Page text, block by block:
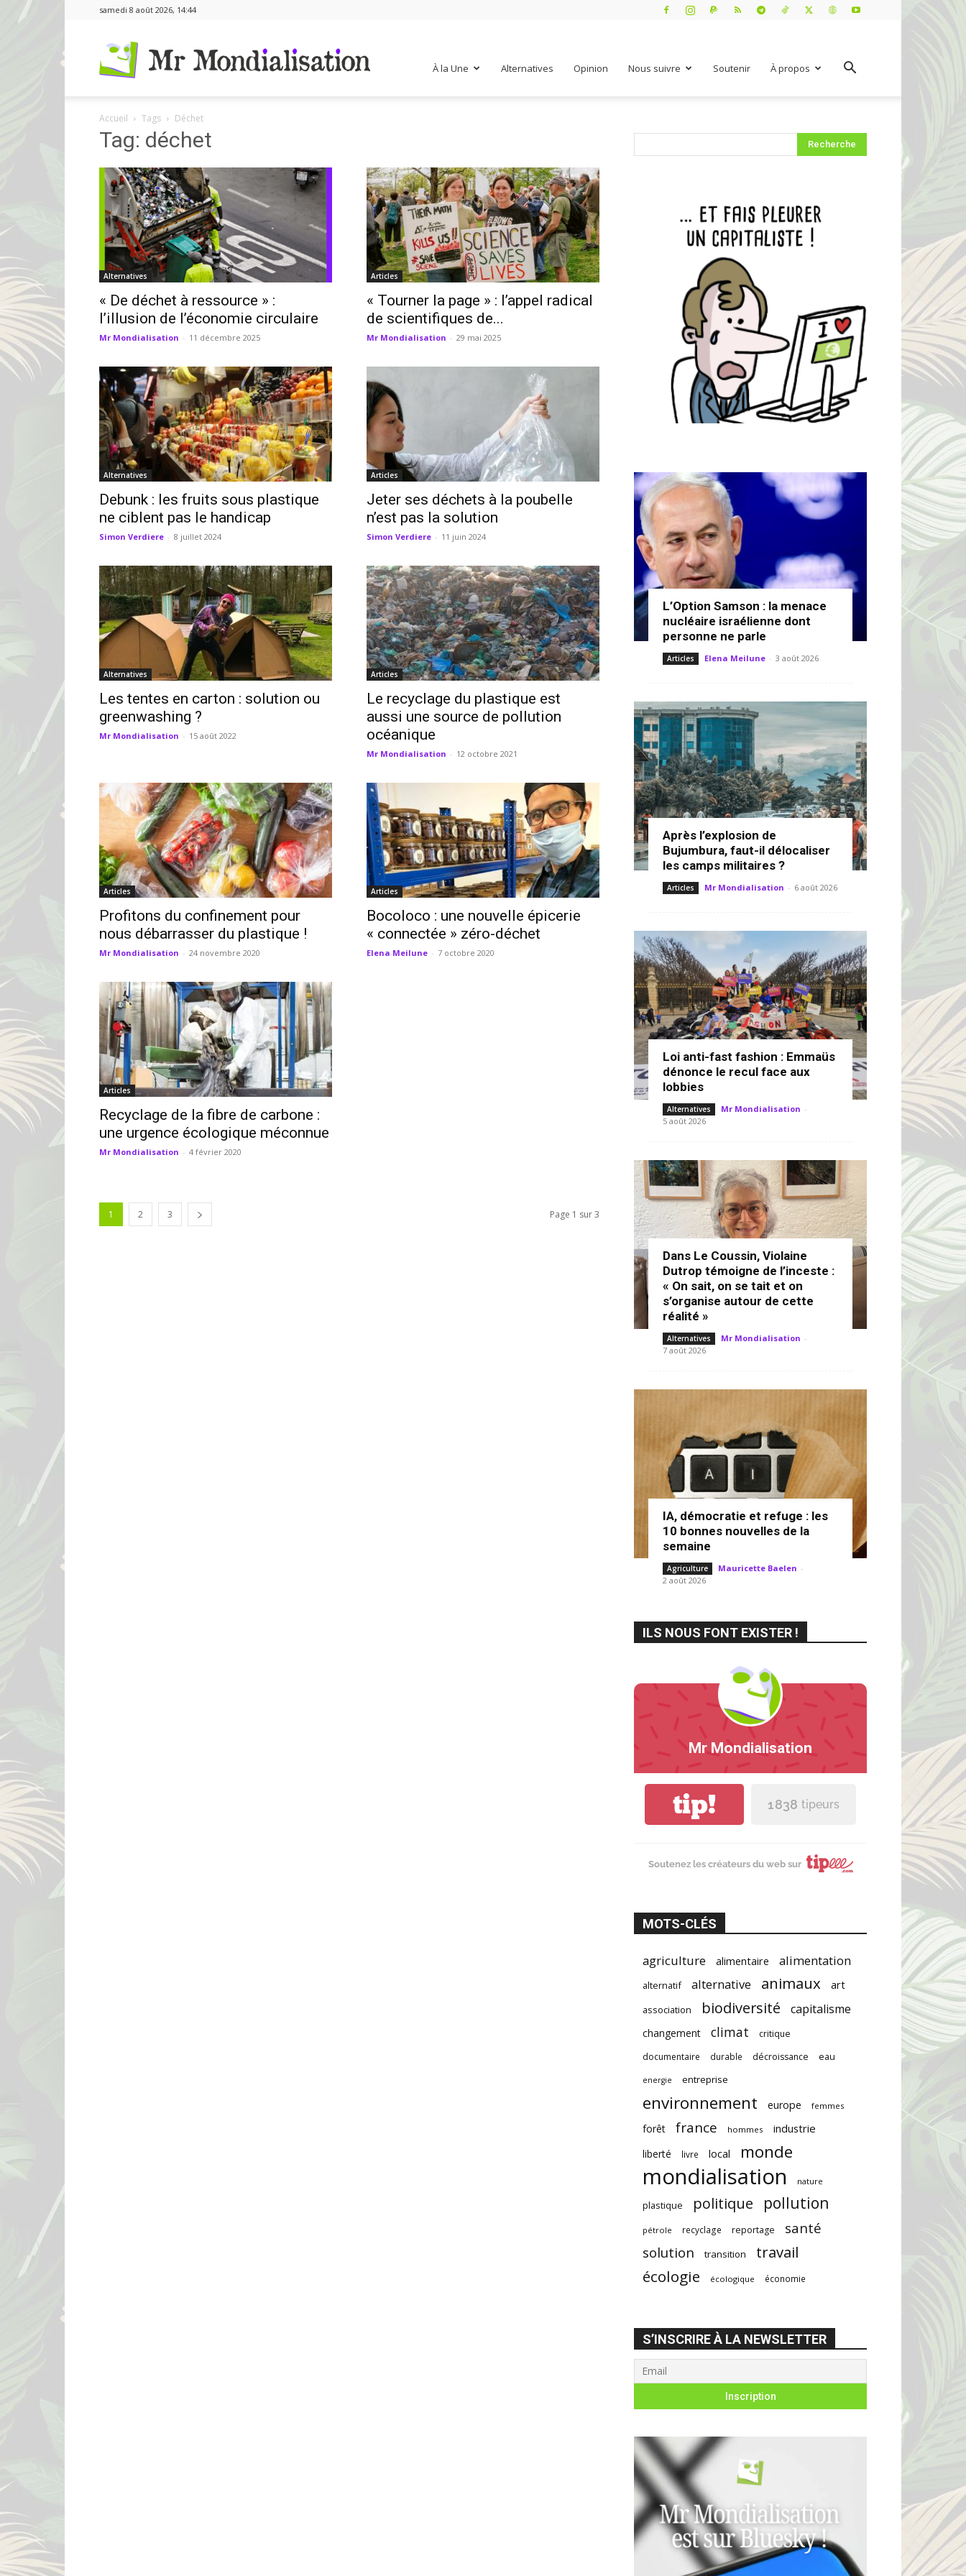
samedi 8 août 2026, 14:44
À la Une Alternatives Opinion Nous suivre Soutenir À propos
Accueil Tags Déchet
Tag: déchet
Alternatives
« De déchet à ressource » :
l’illusion de l’économie circulaire
Mr Mondialisation - 11 décembre 2025
Articles
« Tourner la page » : l’appel radical
de scientifiques de...
Mr Mondialisation - 29 mai 2025
Alternatives
Debunk : les fruits sous plastique
ne ciblent pas le handicap
Simon Verdiere - 8 juillet 2024
Articles
Jeter ses déchets à la poubelle
n’est pas la solution
Simon Verdiere - 11 juin 2024
Alternatives
Les tentes en carton : solution ou
greenwashing ?
Mr Mondialisation - 15 août 2022
Articles
Le recyclage du plastique est
aussi une source de pollution
océanique
Mr Mondialisation - 12 octobre 2021
Articles
Profitons du confinement pour
nous débarrasser du plastique !
Mr Mondialisation - 24 novembre 2020
Articles
Bocoloco : une nouvelle épicerie
« connectée » zéro-déchet
Elena Meilune - 7 octobre 2020
Articles
Recyclage de la fibre de carbone :
une urgence écologique méconnue
Mr Mondialisation - 4 février 2020
1 2 3 Page 1 sur 3
L’Option Samson : la menace
nucléaire israélienne dont
personne ne parle
Articles Elena Meilune - 3 août 2026
Après l’explosion de
Bujumbura, faut-il délocaliser
les camps militaires ?
Articles Mr Mondialisation - 6 août 2026
Loi anti-fast fashion : Emmaüs
dénonce le recul face aux
lobbies
Alternatives Mr Mondialisation -
5 août 2026
Dans Le Coussin, Violaine
Dutrop témoigne de l’inceste :
« On sait, on se tait et on
s’organise autour de cette
réalité »
Alternatives Mr Mondialisation -
7 août 2026
IA, démocratie et refuge : les
10 bonnes nouvelles de la
semaine
Agriculture Mauricette Baelen -
2 août 2026
ILS NOUS FONT EXISTER !
Mr Mondialisation
tip! 1 838 tipeurs
Soutenez les créateurs du web sur
MOTS-CLÉS
agriculture alimentaire alimentation
alternatif alternative animaux art
association biodiversité capitalisme
changement climat
critique
documentaire
durable décroissance eau
energie entreprise
environnement europe femmes
forêt france hommes industrie
liberté livre local monde
mondialisation nature
plastique politique pollution
pétrole recyclage reportage
santé
solution
transition
travail
écologie
écologique économie
S’INSCRIRE À LA NEWSLETTER